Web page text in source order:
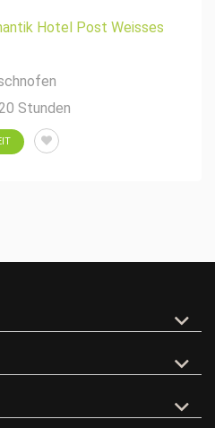
Hotel Post Weisses
Stunden